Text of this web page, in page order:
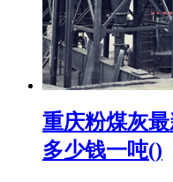
重庆粉煤灰
多少钱一吨()